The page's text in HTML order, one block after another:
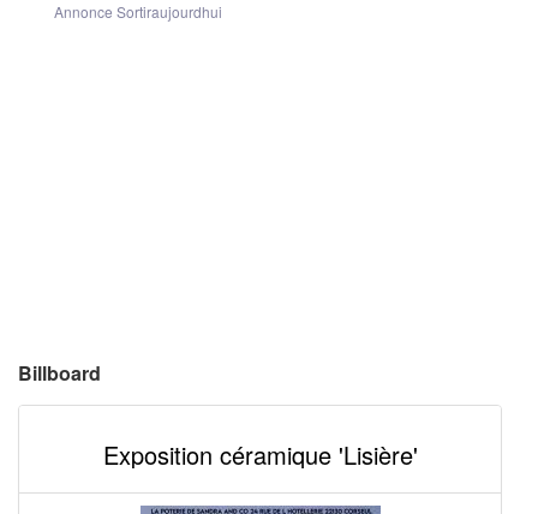
Annonce Sortiraujourdhui
Billboard
Exposition céramique 'Lisière'